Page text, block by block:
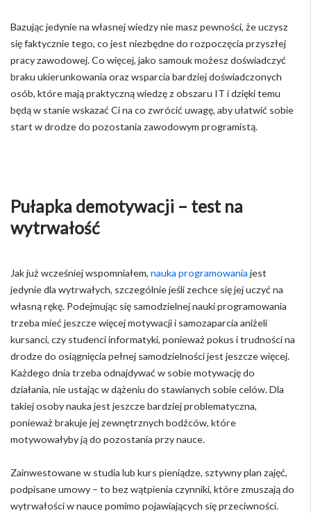
Bazując jedynie na własnej wiedzy nie masz pewności, że uczysz
się faktycznie tego, co jest niezbędne do rozpoczęcia przyszłej
pracy zawodowej. Co więcej, jako samouk możesz doświadczyć
braku ukierunkowania oraz wsparcia bardziej doświadczonych
osób, które mają praktyczną wiedzę z obszaru IT i dzięki temu
będą w stanie wskazać Ci na co zwrócić uwagę, aby ułatwić sobie
start w drodze do pozostania zawodowym programistą.
Pułapka demotywacji – test na
wytrwałość
Jak już wcześniej wspomniałem, nauka programowania jest
jedynie dla wytrwałych, szczególnie jeśli zechce się jej uczyć na
własną rękę. Podejmując się samodzielnej nauki programowania
trzeba mieć jeszcze więcej motywacji i samozaparcia aniżeli
kursanci, czy studenci informatyki, ponieważ pokus i trudności na
drodze do osiągnięcia pełnej samodzielności jest jeszcze więcej.
Każdego dnia trzeba odnajdywać w sobie motywację do
działania, nie ustając w dążeniu do stawianych sobie celów. Dla
takiej osoby nauka jest jeszcze bardziej problematyczna,
ponieważ brakuje jej zewnętrznych bodźców, które
motywowałyby ją do pozostania przy nauce.
Zainwestowane w studia lub kurs pieniądze, sztywny plan zajęć,
podpisane umowy – to bez wątpienia czynniki, które zmuszają do
wytrwałości w nauce pomimo pojawiających się przeciwności.